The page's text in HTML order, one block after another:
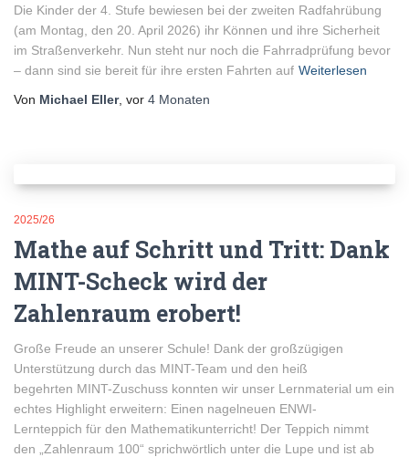
Die Kinder der 4. Stufe bewiesen bei der zweiten Radfahrübung
(am Montag, den 20. April 2026) ihr Können und ihre Sicherheit
im Straßenverkehr. Nun steht nur noch die Fahrradprüfung bevor
– dann sind sie bereit für ihre ersten Fahrten auf Weiterlesen
Von Michael Eller, vor 4 Monaten
2025/26
Mathe auf Schritt und Tritt: Dank
MINT-Scheck wird der
Zahlenraum erobert!
Große Freude an unserer Schule! Dank der großzügigen
Unterstützung durch das MINT-Team und den heiß
begehrten MINT-Zuschuss konnten wir unser Lernmaterial um ein
echtes Highlight erweitern: Einen nagelneuen ENWI-
Lernteppich für den Mathematikunterricht! Der Teppich nimmt
den „Zahlenraum 100“ sprichwörtlich unter die Lupe und ist ab